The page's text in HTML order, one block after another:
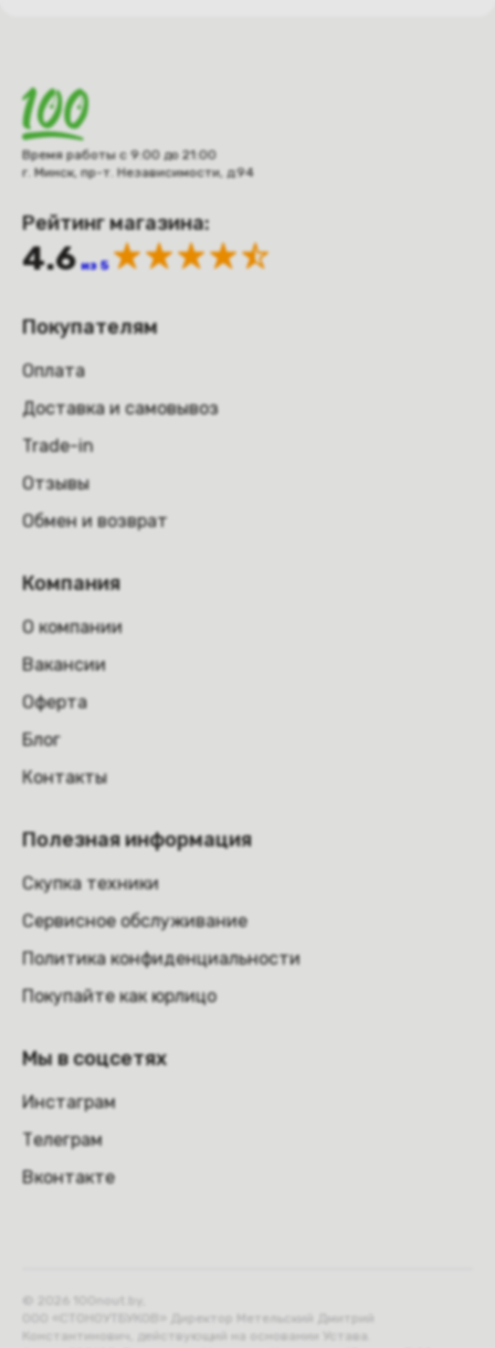
Время работы с 9:00 до 21:00
г. Минск, пр-т. Независимости, д.94
Рейтинг магазина:
4.6 из 5
Покупателям
Оплата
Доставка и самовывоз
Trade-in
Отзывы
Обмен и возврат
Компания
О компании
Вакансии
Оферта
Блог
Контакты
Полезная информация
Скупка техники
Сервисное обслуживание
Политика конфиденциальности
Покупайте как юрлицо
Мы в соцсетях
Инстаграм
Телеграм
Вконтакте
ООО «СТОНОУТБУКОВ» Директор Метельский Дмитрий
Константинович, действующий на основании Устава.